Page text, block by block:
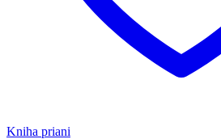
Kniha priani